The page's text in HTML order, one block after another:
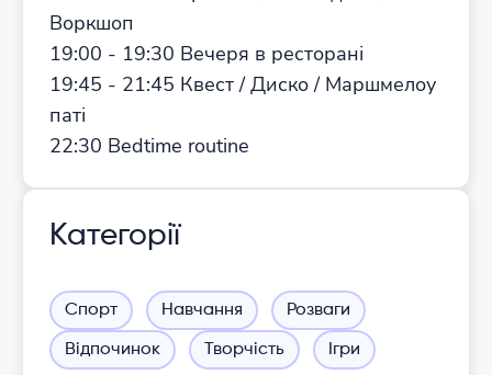
Воркшоп
19:00 - 19:30 Вечеря в ресторані
19:45 - 21:45 Квест / Диско / Маршмелоу
паті
22:30 Bedtime routine
Категорії
Спорт Навчання Розваги
Відпочинок Творчість Ігри